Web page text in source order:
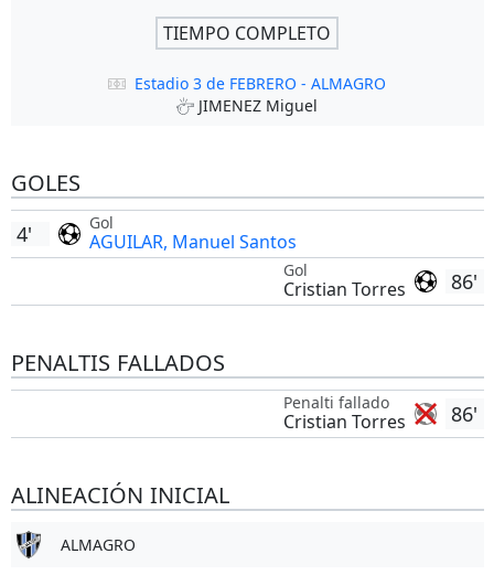
TIEMPO COMPLETO
Estadio 3 de FEBRERO - ALMAGRO
JIMENEZ Miguel
GOLES
Gol
AGUILAR, Manuel Santos
4'
86'
Gol
Cristian Torres
PENALTIS FALLADOS
86'
Penalti fallado
Cristian Torres
ALINEACIÓN INICIAL
ALMAGRO